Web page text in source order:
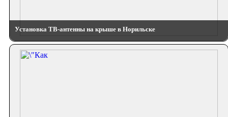
Установка ТВ-антенны на крыше в Норильске